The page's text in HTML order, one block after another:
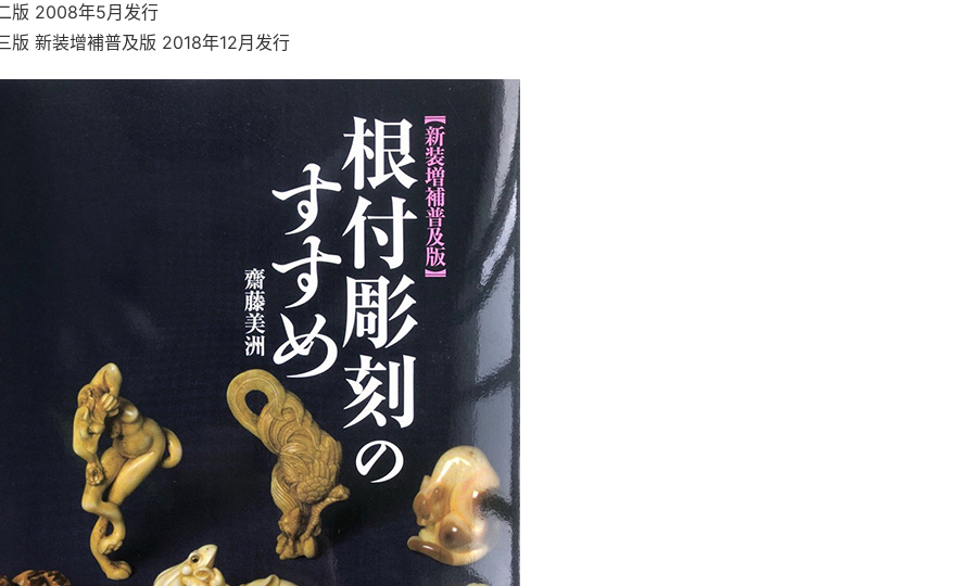
版 2008年5月发行
版 新装增補普及版 2018年12月发行